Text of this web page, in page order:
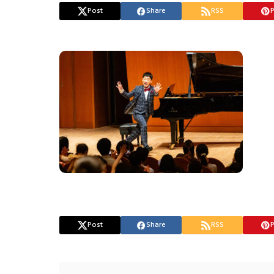
Post Share RSS
Post Share RSS